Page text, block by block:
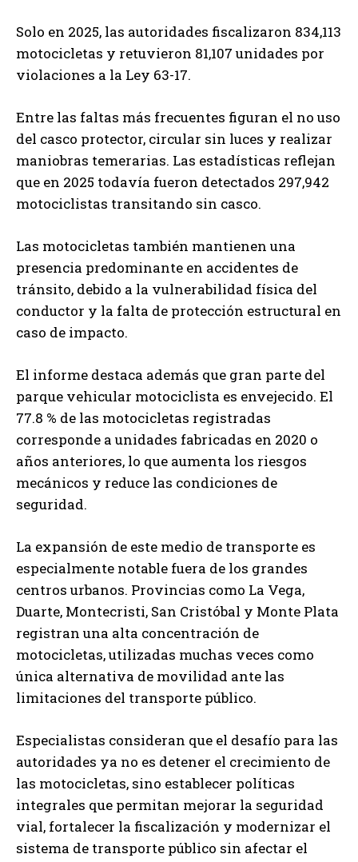
Solo en 2025, las autoridades fiscalizaron 834,113
motocicletas y retuvieron 81,107 unidades por
violaciones a la Ley 63-17.
Entre las faltas más frecuentes figuran el no uso
del casco protector, circular sin luces y realizar
maniobras temerarias. Las estadísticas reflejan
que en 2025 todavía fueron detectados 297,942
motociclistas transitando sin casco.
Las motocicletas también mantienen una
presencia predominante en accidentes de
tránsito, debido a la vulnerabilidad física del
conductor y la falta de protección estructural en
caso de impacto.
El informe destaca además que gran parte del
parque vehicular motociclista es envejecido. El
77.8 % de las motocicletas registradas
corresponde a unidades fabricadas en 2020 o
años anteriores, lo que aumenta los riesgos
mecánicos y reduce las condiciones de
seguridad.
La expansión de este medio de transporte es
especialmente notable fuera de los grandes
centros urbanos. Provincias como La Vega,
Duarte, Montecristi, San Cristóbal y Monte Plata
registran una alta concentración de
motocicletas, utilizadas muchas veces como
única alternativa de movilidad ante las
limitaciones del transporte público.
Especialistas consideran que el desafío para las
autoridades ya no es detener el crecimiento de
las motocicletas, sino establecer políticas
integrales que permitan mejorar la seguridad
vial, fortalecer la fiscalización y modernizar el
sistema de transporte público sin afectar el